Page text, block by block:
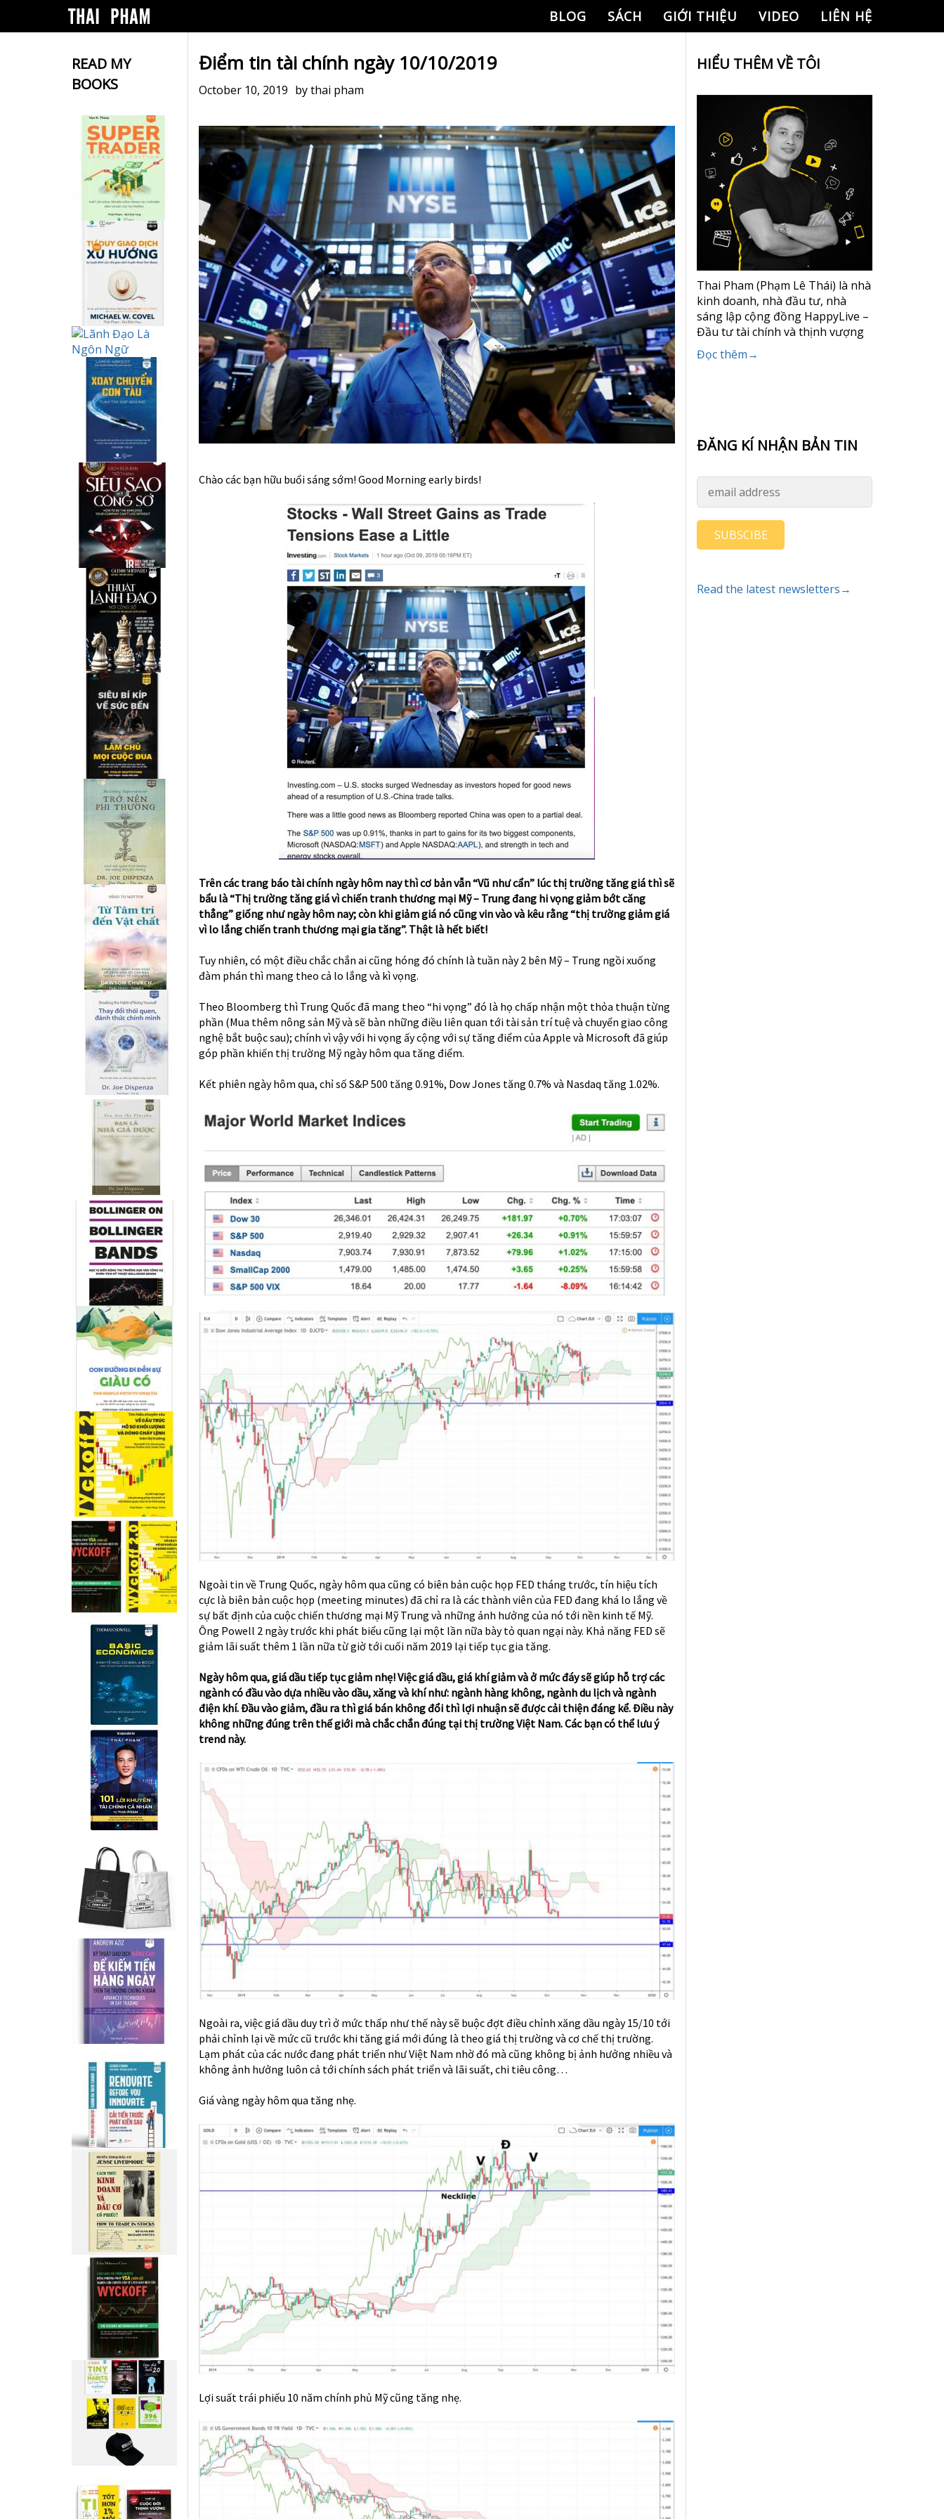
BLOG SÁCH GIỚI THIỆU VIDEO LIÊN HỆ
READ MY
BOOKS
Điểm tin tài chính ngày 10/10/2019
October 10, 2019 bythai pham
Chào các bạn hữu buổi sáng sớm! Good Morning early birds!
Trên các trang báo tài chính ngày hôm nay thì cơ bản vẫn “Vũ như cẩn” lúc thị trường tăng giá thì sẽ
bẩu là “Thị trường tăng giá vì chiến tranh thương mại Mỹ – Trung đang hi vọng giảm bớt căng
thẳng” giống như ngày hôm nay; còn khi giảm giá nó cũng vin vào và kêu rằng “thị trường giảm giá
vì lo lắng chiến tranh thương mại gia tăng”. Thật là hết biết!
Tuy nhiên, có một điều chắc chắn ai cũng hóng đó chính là tuần này 2 bên Mỹ – Trung ngồi xuống
đàm phán thì mang theo cả lo lắng và kì vọng.
Theo Bloomberg thì Trung Quốc đã mang theo “hi vọng” đó là họ chấp nhận một thỏa thuận từng
phần (Mua thêm nông sản Mỹ và sẽ bàn những điều liên quan tới tài sản trí tuệ và chuyển giao công
nghệ bắt buộc sau); chính vì vậy với hi vọng ấy cộng với sự tăng điểm của Apple và Microsoft đã giúp
góp phần khiến thị trường Mỹ ngày hôm qua tăng điểm.
Kết phiên ngày hôm qua, chỉ số S&P 500 tăng 0.91%, Dow Jones tăng 0.7% và Nasdaq tăng 1.02%.
Ngoài tin về Trung Quốc, ngày hôm qua cũng có biên bản cuộc họp FED tháng trước, tín hiệu tích
cực là biên bản cuộc họp (meeting minutes) đã chỉ ra là các thành viên của FED đang khá lo lắng về
sự bất định của cuộc chiến thương mại Mỹ Trung và những ảnh hưởng của nó tới nền kinh tế Mỹ.
Ông Powell 2 ngày trước khi phát biểu cũng lại một lần nữa bày tỏ quan ngại này. Khả năng FED sẽ
giảm lãi suất thêm 1 lần nữa từ giờ tới cuối năm 2019 lại tiếp tục gia tăng.
Ngày hôm qua, giá dầu tiếp tục giảm nhẹ! Việc giá dầu, giá khí giảm và ở mức đáy sẽ giúp hỗ trợ các
ngành có đầu vào dựa nhiều vào dầu, xăng và khí như: ngành hàng không, ngành du lịch và ngành
điện khí. Đầu vào giảm, đầu ra thì giá bán không đổi thì lợi nhuận sẽ được cải thiện đáng kể. Điều này
không những đúng trên thế giới mà chắc chắn đúng tại thị trường Việt Nam. Các bạn có thể lưu ý
trend này.
Ngoài ra, việc giá dầu duy trì ở mức thấp như thế này sẽ buộc đợt điều chỉnh xăng dầu ngày 15/10 tới
phải chỉnh lại về mức cũ trước khi tăng giá mới đúng là theo giá thị trường và cơ chế thị trường.
Lạm phát của các nước đang phát triển như Việt Nam nhờ đó mà cũng không bị ảnh hưởng nhiều và
không ảnh hưởng luôn cả tới chính sách phát triển và lãi suất, chi tiêu công…
Giá vàng ngày hôm qua tăng nhẹ.
Lợi suất trái phiếu 10 năm chính phủ Mỹ cũng tăng nhẹ.
HIỂU THÊM VỀ TÔI
Thai Pham (Phạm Lê Thái) là nhà
kinh doanh, nhà đầu tư, nhà
sáng lập cộng đồng HappyLive –
Đầu tư tài chính và thịnh vượng
Đọc thêm→
ĐĂNG KÍ NHẬN BẢN TIN
SUBSCIBE
Read the latest newsletters→